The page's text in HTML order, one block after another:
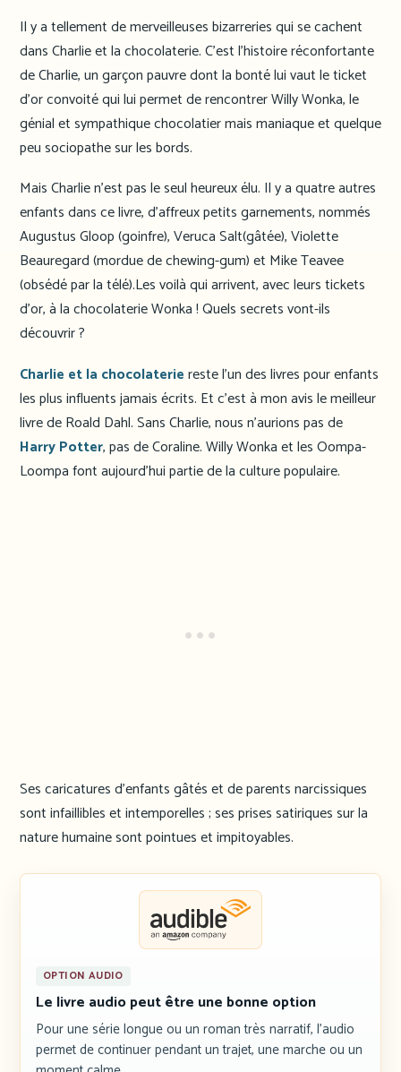
Il y a tellement de merveilleuses bizarreries qui se cachent
dans Charlie et la chocolaterie. C’est l’histoire réconfortante
de Charlie, un garçon pauvre dont la bonté lui vaut le ticket
d’or convoité qui lui permet de rencontrer Willy Wonka, le
génial et sympathique chocolatier mais maniaque et quelque
peu sociopathe sur les bords.
Mais Charlie n’est pas le seul heureux élu. Il y a quatre autres
enfants dans ce livre, d’affreux petits garnements, nommés
Augustus Gloop (goinfre), Veruca Salt(gâtée), Violette
Beauregard (mordue de chewing-gum) et Mike Teavee
(obsédé par la télé).Les voilà qui arrivent, avec leurs tickets
d’or, à la chocolaterie Wonka ! Quels secrets vont-ils
découvrir ?
Charlie et la chocolateriereste l’un des livres pour enfants
les plus influents jamais écrits. Et c’est à mon avis le meilleur
livre de Roald Dahl. Sans Charlie, nous n’aurions pas de
Harry Potter, pas de Coraline. Willy Wonka et les Oompa-
Loompa font aujourd’hui partie de la culture populaire.
Ses caricatures d’enfants gâtés et de parents narcissiques
sont infaillibles et intemporelles ; ses prises satiriques sur la
nature humaine sont pointues et impitoyables.
OPTION AUDIO
Le livre audio peut être une bonne option
Pour une série longue ou un roman très narratif, l’audio
permet de continuer pendant un trajet, une marche ou un